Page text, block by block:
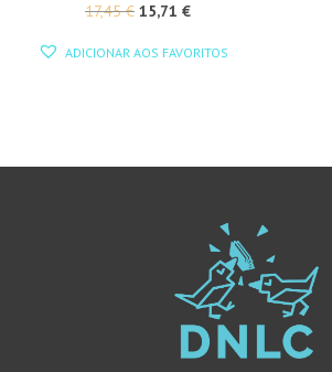
17,45€ O
15,71 €O
ADICIONAR AOS FAVORITOS